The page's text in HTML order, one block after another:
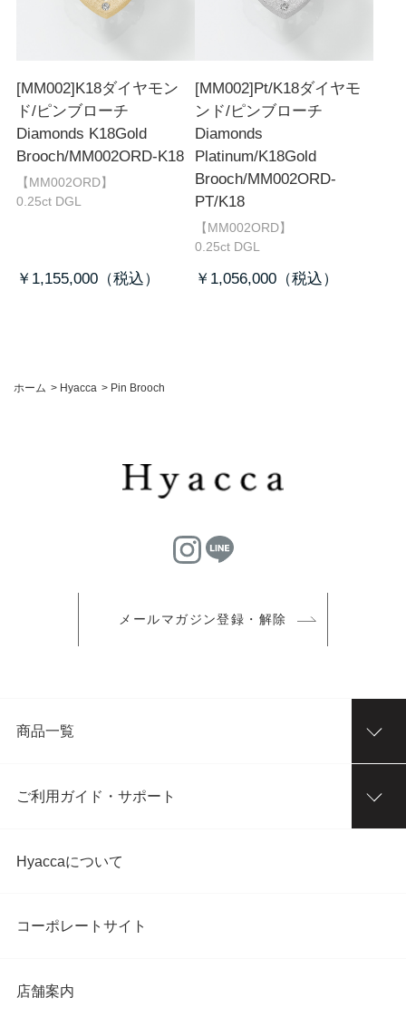
[MM002]K18ダイヤモン
ド/ピンブローチ
Diamonds K18Gold
Brooch/MM002ORD-K18
【MM002ORD】
0.25ct DGL
￥1,155,000
[MM002]Pt/K18ダイヤモ
ンド/ピンブローチ
Diamonds
Platinum/K18Gold
Brooch/MM002ORD-
PT/K18
【MM002ORD】
0.25ct DGL
￥1,056,000
ホーム > Hyacca > Pin Brooch
メールマガジン登録・解除
商品一覧
ご利用ガイド・サポート
Hyaccaについて
コーポレートサイト
店舗案内